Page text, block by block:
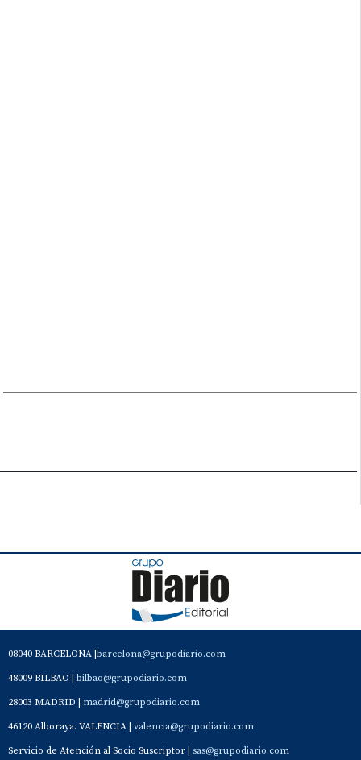
08040 BARCELONA | barcelona@grupodiario.com
48009 BILBAO | bilbao@grupodiario.com
28003 MADRID | madrid@grupodiario.com
46120 Alboraya. VALENCIA | valencia@grupodiario.com
Servicio de Atención al Socio Suscriptor | sas@grupodiario.com